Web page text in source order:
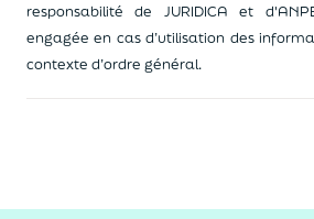
responsabilité de JURIDICA et
engagée en cas d’utilisation des
contexte d’ordre général.